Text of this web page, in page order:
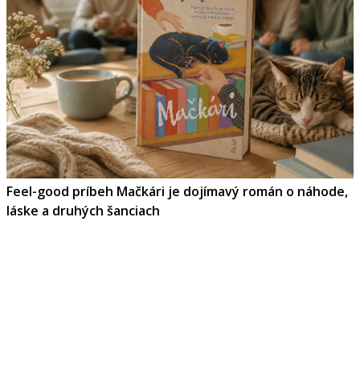
Feel-good príbeh Mačkári je dojímavý román o náhode,
láske a druhých šanciach